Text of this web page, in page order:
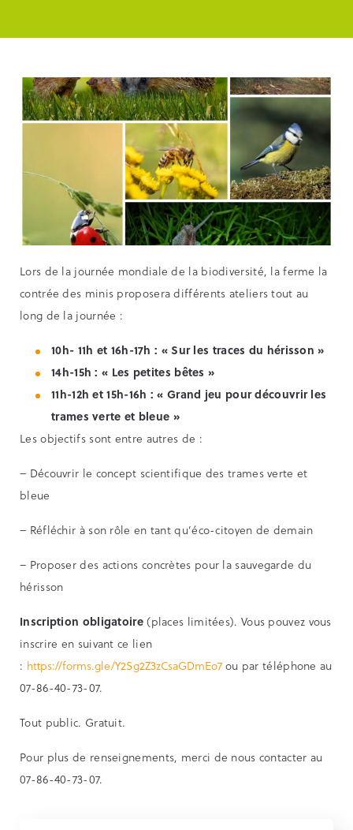
Lors de la journée mondiale de la biodiversité, la ferme la
contrée des minis proposera différents ateliers tout au
long de la journée :
10h- 11h et 16h-17h : « Sur les traces du hérisson »
14h-15h : « Les petites bêtes »
11h-12h et 15h-16h : « Grand jeu pour découvrir les
trames verte et bleue »
Les objectifs sont entre autres de :
– Découvrir le concept scientifique des trames verte et
bleue
– Réfléchir à son rôle en tant qu’éco-citoyen de demain
– Proposer des actions concrètes pour la sauvegarde du
hérisson
Inscription obligatoire(places limitées). Vous pouvez vous
inscrire en suivant ce lien
: https://forms.gle/Y2Sg2Z3zCsaGDmEo7ou par téléphone au
07-86-40-73-07.
Tout public. Gratuit.
Pour plus de renseignements, merci de nous contacter au
07-86-40-73-07.